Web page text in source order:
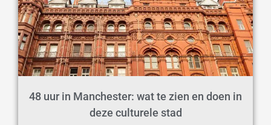
48 uur in Manchester: wat te zien en doen in
deze culturele stad